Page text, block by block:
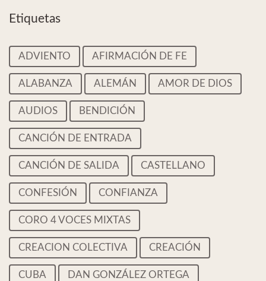
Etiquetas
ADVIENTO AFIRMACIÓN DE FE
ALABANZA ALEMÁN AMOR DE DIOS
AUDIOS BENDICIÓN
CANCIÓN DE ENTRADA
CANCIÓN DE SALIDA CASTELLANO
CONFESIÓN CONFIANZA
CORO 4 VOCES MIXTAS
CREACION COLECTIVA CREACIÓN
CUBA DAN GONZÁLEZ ORTEGA